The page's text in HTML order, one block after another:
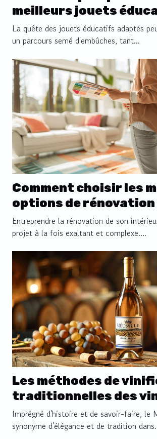
meilleurs jouets
pour enfants
La quête des jouets éducatifs adaptés
un parcours semé d'embûches, tant...
Comment choisir les
options de rénovation
votre intérieur
Entreprendre la rénovation de son
projet à la fois exaltant et complexe....
Les méthodes de
traditionnelles des
Meursault
Imprégné d'histoire et de savoir-faire, le
synonyme d'élégance et de tradition